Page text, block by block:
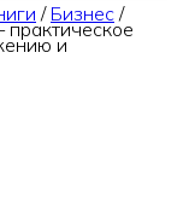
/ Бизнес /
и